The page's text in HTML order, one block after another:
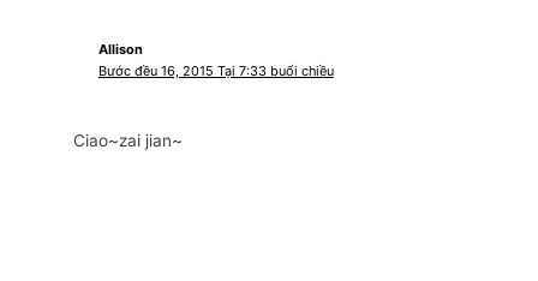
Allison
Bước đều 16, 2015 Tại 7:33 buổi chiều
Ciao~zai jian~